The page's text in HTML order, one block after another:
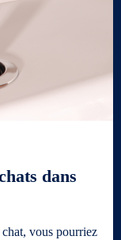
dans
vous pourriez